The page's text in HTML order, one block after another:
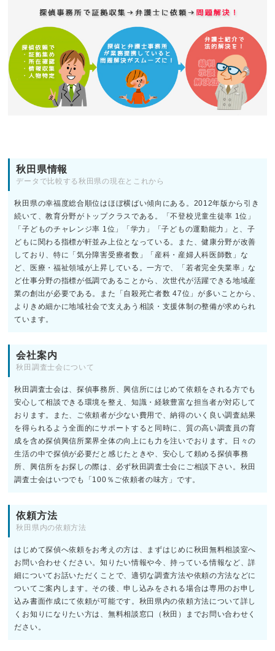
秋田県情報
データで比較する秋田県の現在とこれから
秋田県の幸福度総合順位はほぼ横ばい傾向にある。2012年版から引き
続いて、教育分野がトップクラスである。「不登校児童生徒率 1位」
「子どものチャレンジ率 1位」「学力」「子どもの運動能力」と、子
どもに関わる指標が軒並み上位となっている。また、健康分野が改善
しており、特に「気分障害受療者数」「産科・産婦人科医師数」な
ど、医療・福祉領域が上昇している。一方で、「若者完全失業率」な
ど仕事分野の指標が低調であることから、次世代が活躍できる地域産
業の創出が必要である。また「自殺死亡者数 47位」が多いことから、
よりきめ細かに地域社会で支えあう相談・支援体制の整備が求められ
ています。
会社案内
秋田調査士会について
秋田調査士会は、探偵事務所、興信所にはじめて依頼をされる方でも
安心して相談できる環境を整え、知識・経験豊富な担当者が対応して
おります。また、ご依頼者が少ない費用で、納得のいく良い調査結果
を得られるよう全面的にサポートすると同時に、質の高い調査員の育
成を含め探偵興信所業界全体の向上にも力を注いでおります。日々の
生活の中で探偵が必要だと感じたときや、安心して頼める探偵事務
所、興信所をお探しの際は、必ず秋田調査士会にご相談下さい。秋田
調査士会はいつでも「100％ご依頼者の味方」です。
依頼方法
秋田県内の依頼方法
はじめて探偵へ依頼をお考えの方は、まずはじめに秋田無料相談室へ
お問い合わせください。知りたい情報や今、持っている情報など、詳
細についてお話いただくことで、適切な調査方法や依頼の方法などに
ついてご案内します。その後、申し込みをされる場合は専用のお申し
込み書面作成にて依頼が可能です。秋田県内の依頼方法について詳し
くお知りになりたい方は、無料相談窓口（秋田）までお問い合わせく
ださい。